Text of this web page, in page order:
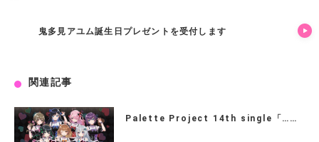
鬼多見アユム誕生日プレゼントを受付します
関連記事
Palette Project 14th single「……